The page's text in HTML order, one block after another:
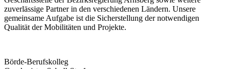
zuverlässige Partner in den verschiedenen Ländern. Unsere
gemeinsame Aufgabe ist die Sicherstellung der notwendigen
Qualität der Mobilitäten und Projekte.
Börde-Berufskolleg